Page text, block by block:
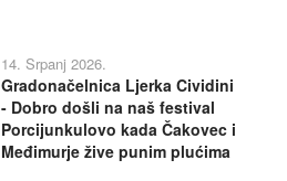
14. Srpanj 2026.
Gradonačelnica Ljerka Cividini
- Dobro došli na naš festival
Porcijunkulovo kada Čakovec i
Međimurje žive punim plućima